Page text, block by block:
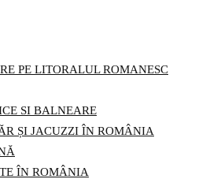
PE LITORALUL ROMANESC
SI BALNEARE
ȘI JACUZZI ÎN ROMÂNIA
ÎN ROMÂNIA